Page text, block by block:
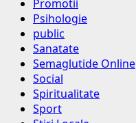
Promotii
Psihologie
public
Sanatate
Semaglutide Online
Social
Spiritualitate
Sport